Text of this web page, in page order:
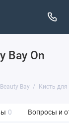
Bay On
Beauty Bay Кисть
0 Вопросы и